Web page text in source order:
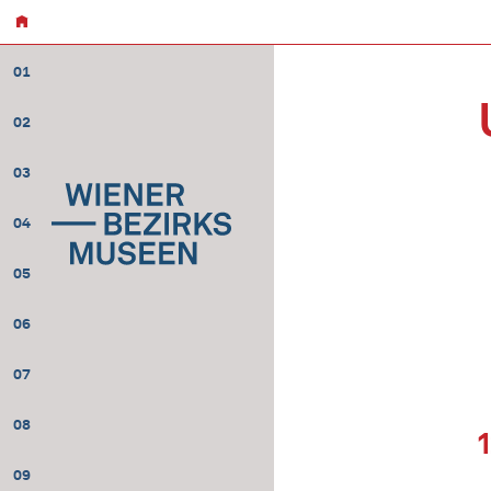
01
02
03
04
05
06
07
08
09